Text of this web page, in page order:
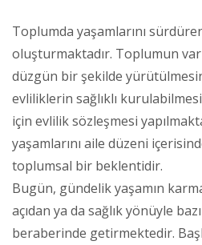
Toplumda yaşamlarını
oluşturmaktadır. Toplumun
düzgün bir şekilde
evliliklerin sağlıklı
için evlilik sözleşmesi
yaşamlarını aile düzeni
toplumsal bir beklentidir.
Bugün, gündelik yaşamın
açıdan ya da sağlık yönüyle
beraberinde getirmektedir.